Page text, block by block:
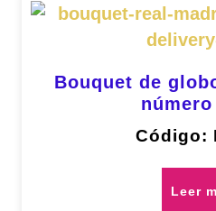
Bouquet de
Código:
Leer